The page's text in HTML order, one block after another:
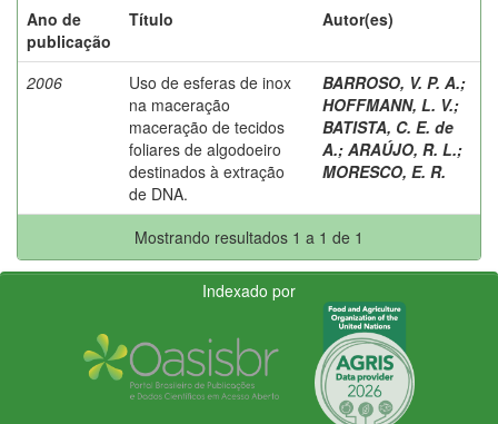
Ano de
publicação
Título Autor(es)
2006
Uso de esferas de inox
na maceração
maceração de tecidos
foliares de algodoeiro
destinados à extração
de DNA.
BARROSO, V. P. A.;
HOFFMANN, L. V.;
BATISTA, C. E. de
A.; ARAÚJO, R. L.;
MORESCO, E. R.
Mostrando resultados 1 a 1 de 1
Indexado por